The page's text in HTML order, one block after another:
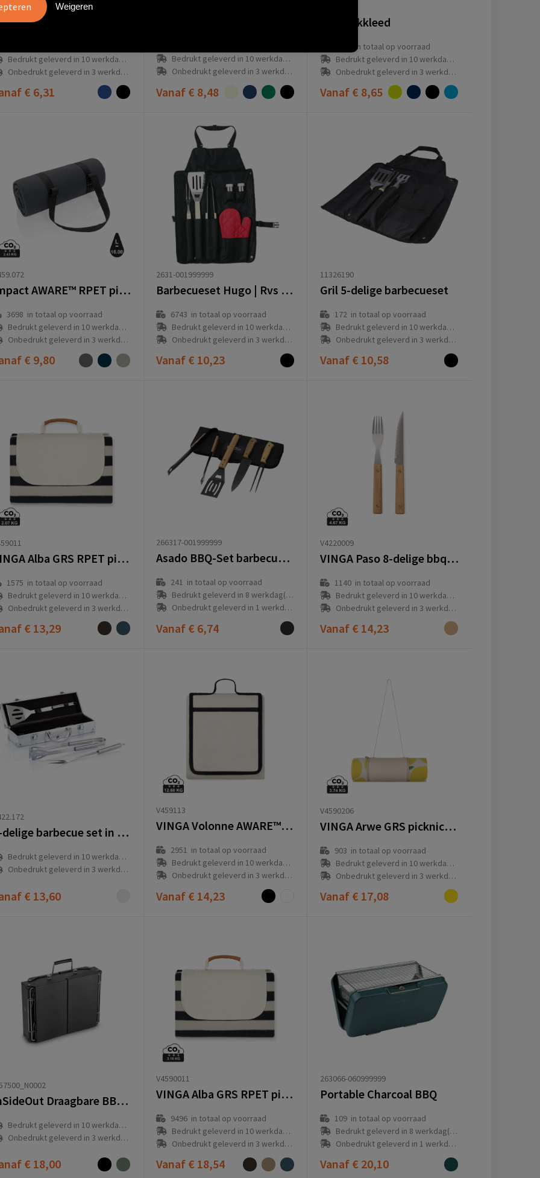
Bedrukt geleverd in 10 werkdag(en)
Onbedrukt geleverd in 3 werkdag(en)
€ 6,31
Bedrukt geleverd in 10 werkdag(en)
Onbedrukt geleverd in 3 werkdag(en)
Vanaf € 8,48
Picknickkleed
in totaal op voorraad
Bedrukt geleverd in 10 werkdag(en)
Onbedrukt geleverd in 3 werkdag(en)
Vanaf € 8,65
Impact AWARE™ RPET picknickkleed
3698 in totaal op voorraad
Bedrukt geleverd in 10 werkdag(en)
Onbedrukt geleverd in 3 werkdag(en)
€ 9,80
2631-001999999
Barbecueset Hugo | Rvs | Schort
6743 in totaal op voorraad
Bedrukt geleverd in 10 werkdag(en)
Onbedrukt geleverd in 3 werkdag(en)
Vanaf € 10,23
11326190
Gril 5-delige barbecueset
172 in totaal op voorraad
Bedrukt geleverd in 10 werkdag(en)
Onbedrukt geleverd in 3 werkdag(en)
Vanaf € 10,58
VINGA Alba GRS RPET picknickkleed S
1575 in totaal op voorraad
Bedrukt geleverd in 10 werkdag(en)
Onbedrukt geleverd in 3 werkdag(en)
€ 13,29
266317-001999999
Asado BBQ-Set barbecueset
241 in totaal op voorraad
Bedrukt geleverd in 8 werkdag(en)
Onbedrukt geleverd in 1 werkdag(en)
Vanaf € 6,74
V4220009
VINGA Paso 8-delige bbq bestekset
1140 in totaal op voorraad
Bedrukt geleverd in 10 werkdag(en)
Onbedrukt geleverd in 3 werkdag(en)
Vanaf € 14,23
3-delige barbecue set in aluminium koffer
Bedrukt geleverd in 10 werkdag(en)
Onbedrukt geleverd in 3 werkdag(en)
€ 13,60
V459113
VINGA Volonne AWARE™ recycled canvas picknickkleed
2951 in totaal op voorraad
Bedrukt geleverd in 10 werkdag(en)
Onbedrukt geleverd in 3 werkdag(en)
Vanaf € 14,23
V4590206
VINGA Arwe GRS picknickkleed
903 in totaal op voorraad
Bedrukt geleverd in 10 werkdag(en)
Onbedrukt geleverd in 3 werkdag(en)
Vanaf € 17,08
InSideOut Draagbare BBQ Fyra
Bedrukt geleverd in 10 werkdag(en)
Onbedrukt geleverd in 3 werkdag(en)
€ 18,00
V4590011
VINGA Alba GRS RPET picknickkleed M
9496in totaal op voorraad
Bedrukt geleverd in 10 werkdag(en)
Onbedrukt geleverd in 3 werkdag(en)
Vanaf € 18,54
263066-060999999
Portable Charcoal BBQ
109 in totaal op voorraad
Bedrukt geleverd in 8 werkdag(en)
Onbedrukt geleverd in 1 werkdag(en)
Vanaf € 20,10
Weigeren